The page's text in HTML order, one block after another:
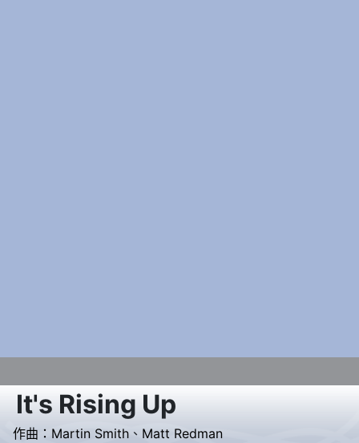
It's Rising Up
作曲： Martin Smith 、 Matt Redman